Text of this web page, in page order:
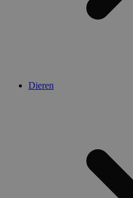
Dieren